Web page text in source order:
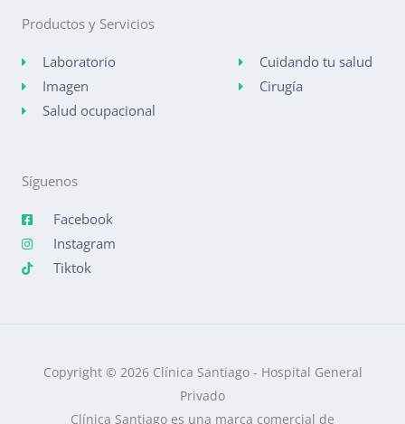
Productos y Servicios
Laboratorio
Imagen
Salud ocupacional
Cuidando tu salud
Cirugía
Síguenos
Facebook
Instagram
Tiktok
Copyright © 2026 Clínica Santiago - Hospital General
Privado
Clínica Santiago es una marca comercial de